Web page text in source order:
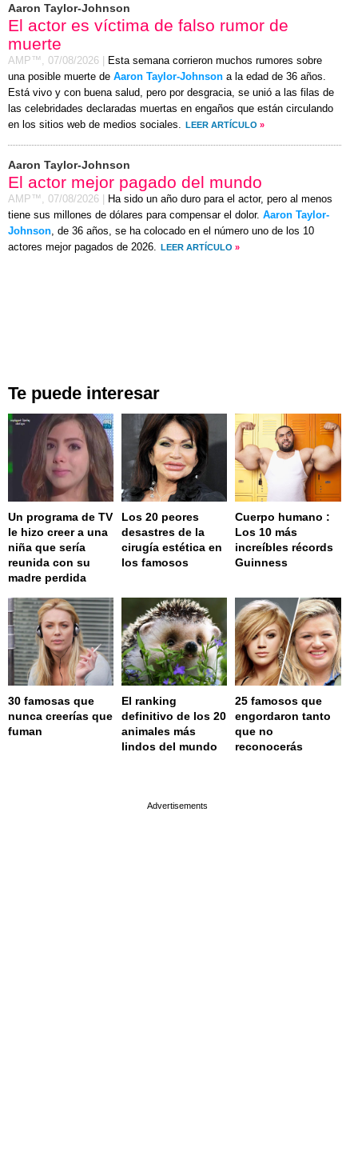
Aaron Taylor-Johnson
El actor es víctima de falso rumor de
muerte
AMP™, 07/08/2026
Esta semana corrieron muchos rumores sobre
una posible muerte de Aaron Taylor-Johnson a la edad de 36 años.
Está vivo y con buena salud, pero por desgracia, se unió a las filas de
las celebridades declaradas muertas en engaños que están circulando
en los sitios web de medios sociales.
LEER ARTÍCULO »
Aaron Taylor-Johnson
El actor mejor pagado del mundo
AMP™, 07/08/2026
Ha sido un año duro para el actor, pero al menos
tiene sus millones de dólares para compensar el dolor. Aaron Taylor-
Johnson , de 36 años, se ha colocado en el número uno de los 10
actores mejor pagados de 2026.
LEER ARTÍCULO »
Te puede interesar
Un programa de TV
le hizo creer a una
niña que sería
reunida con su
madre perdida
Los 20 peores
desastres de la
cirugía estética en
los famosos
Cuerpo humano :
Los 10 más
increíbles récords
Guinness
30 famosas que
nunca creerías que
fuman
El ranking
definitivo de los 20
animales más
lindos del mundo
25 famosos que
engordaron tanto
que no
reconocerás